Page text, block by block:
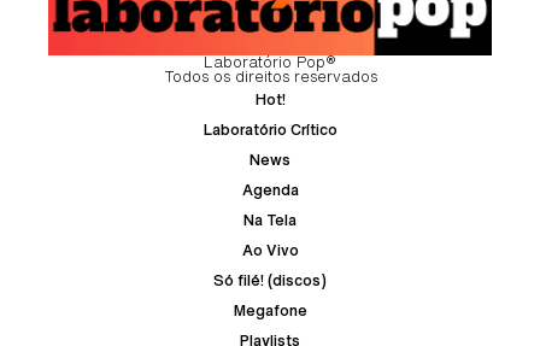
Laboratório Pop®
Todos os direitos reservados
Hot!
Laboratório Crítico
News
Agenda
Na Tela
Ao Vivo
Só filé! (discos)
Megafone
Playlists